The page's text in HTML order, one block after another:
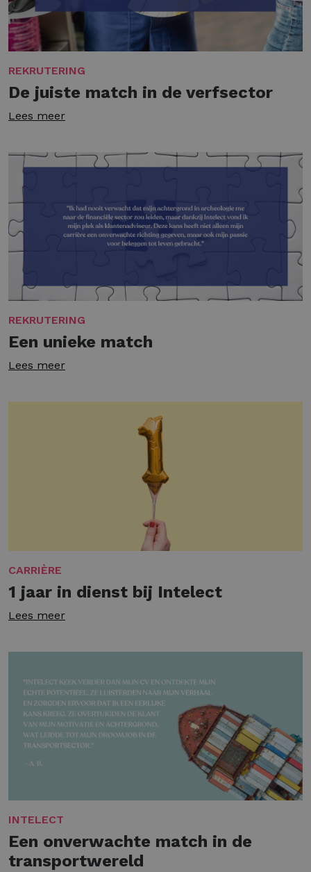
REKRUTERING
De juiste match in de verfsector
Lees meer
REKRUTERING
Een unieke match
Lees meer
CARRIÈRE
1 jaar in dienst bij Intelect
Lees meer
INTELECT
Een onverwachte match in de
transportwereld